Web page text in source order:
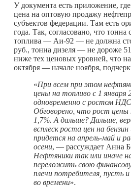
У документа есть приложение,
цена на оптовую продажу
субъектов федерации. Там есть
года. Так, согласовано, что тонна
топлива — Аи-92 — не должна
руб., тонна дизеля — не дороже
ниже тех ценовых уровней, что
октября — начале ноября,
«При всем при этом
цены на топливо с 1 января
одновременно с ростом
Обговорено, что рост цены
1,7%. А дальше? Дальше,
всплеск роста цен на бензин
придется на апрель-май и
осени, — рассуждает Анна
Нефтяники так или иначе
переложить свою
плечи потребителя, пусть
во времени».